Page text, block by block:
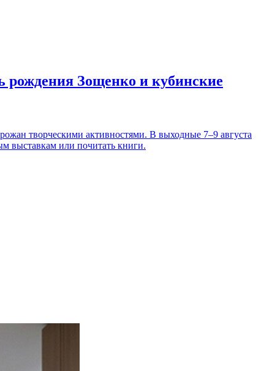
рождения Зощенко и кубинские
творческими активностями. В выходные 7–9 августа
выставкам или почитать книги.